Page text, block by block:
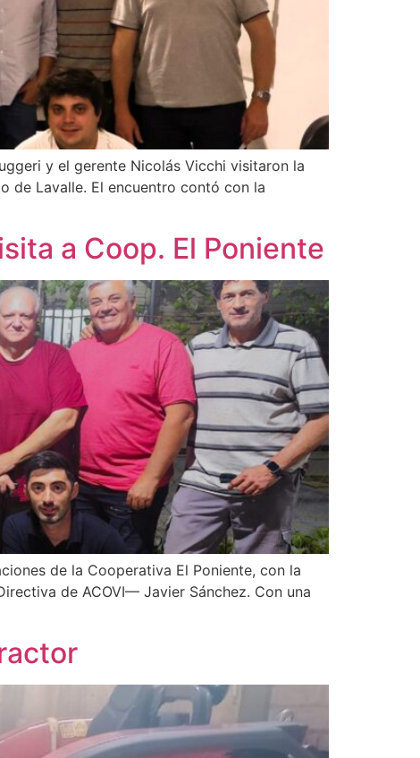
y el gerente Nicolás Vicchi visitaron la
de Lavalle. El encuentro contó con la
a Coop. El Poniente
de la Cooperativa El Poniente, con la
de ACOVI— Javier Sánchez. Con una